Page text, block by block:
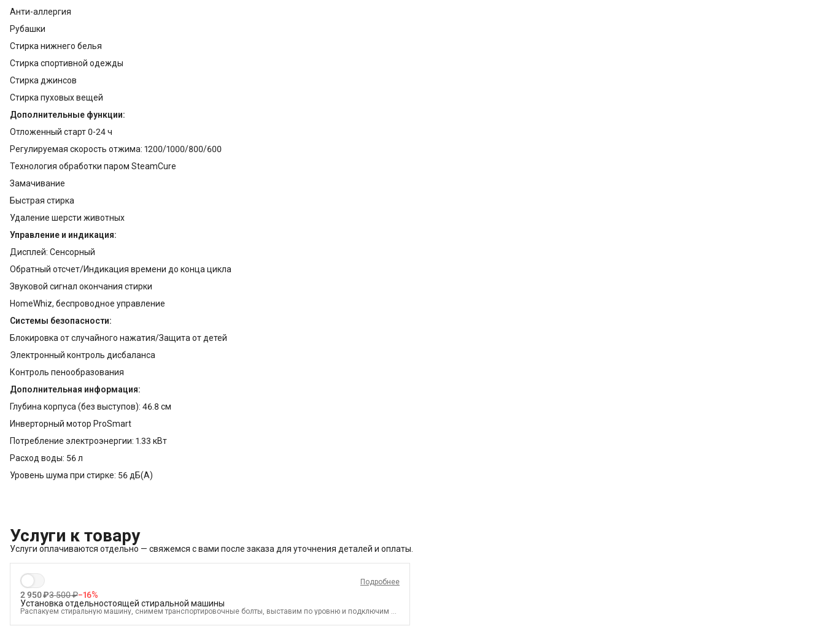
Анти-аллергия
Рубашки
Стирка нижнего белья
Стирка спортивной одежды
Стирка джинсов
Стирка пуховых вещей
Дополнительные функции:
Отложенный старт 0-24 ч
Регулируемая скорость отжима: 1200/1000/800/600
Технология обработки паром SteamCure
Замачивание
Быстрая стирка
Удаление шерсти животных
Управление и индикация:
Дисплей: Сенсорный
Обратный отсчет/Индикация времени до конца цикла
Звуковой сигнал окончания стирки
HomeWhiz, беспроводное управление
Системы безопасности:
Блокировка от случайного нажатия/Защита от детей
Электронный контроль дисбаланса
Контроль пенообразования
Дополнительная информация:
Глубина корпуса (без выступов): 46.8 см
Инверторный мотор ProSmart
Потребление электроэнергии: 1.33 кВт
Расход воды: 56 л
Уровень шума при стирке: 56 дБ(А)
Услуги к товару
Услуги оплачиваются отдельно — свяжемся с вами после заказа для уточнения деталей и оплаты.
Подробнее
2 950 ₽3 500 ₽−16%
Установка отдельностоящей стиральной машины
Распакуем стиральную машину, снимем транспортировочные болты, выставим по уровню и подключим к
В стоимость входит: